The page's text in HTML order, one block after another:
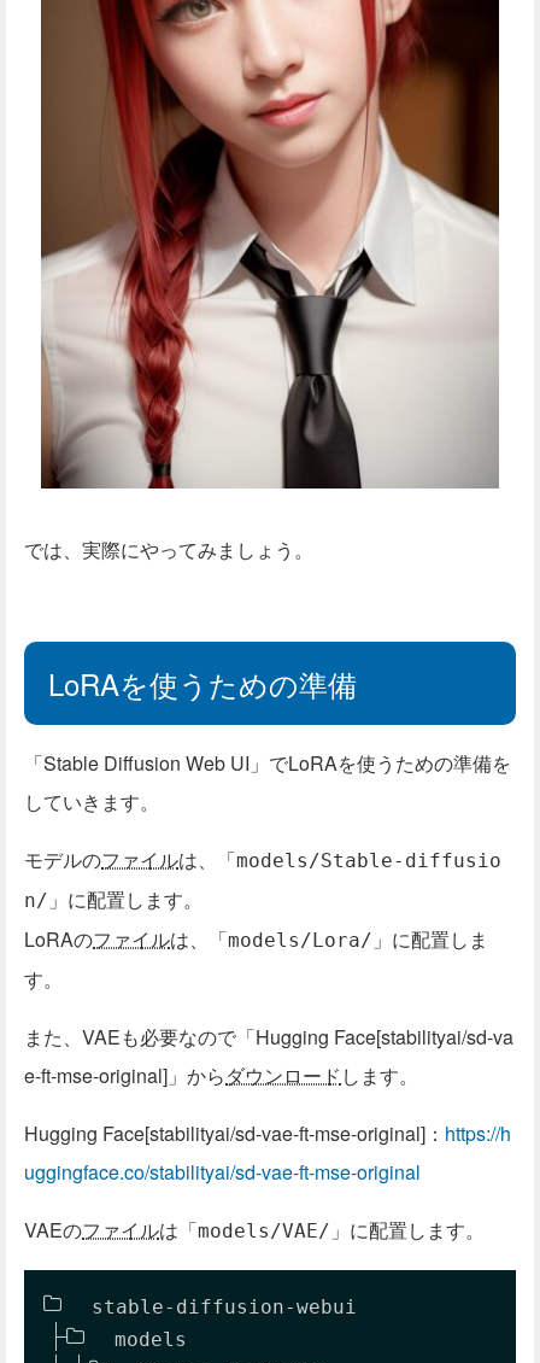
では、実際にやってみましょう。
LoRAを使うための準備
「Stable Diffusion Web UI」でLoRAを使うための準備を
していきます。
モデルのファイルは、「models/Stable-diffusio
n/ 」に配置します。
LoRAのファイルは、「models/Lora/ 」に配置しま
す。
また、VAEも必要なので「Hugging Face[stabilityai/sd-va
e-ft-mse-original]」からダウンロード します。
Hugging Face[stabilityai/sd-vae-ft-mse-original]： https://h
uggingface.co/stabilityai/sd-vae-ft-mse-original
VAEのファイルは「models/VAE/ 」に配置します。
stable-diffusion-webui
models